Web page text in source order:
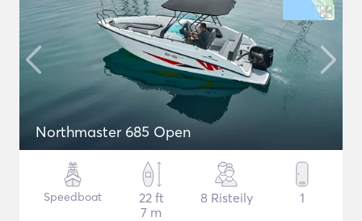
Northmaster 685 Open
Speedboat
22 ft
7 m
8 Risteily 1